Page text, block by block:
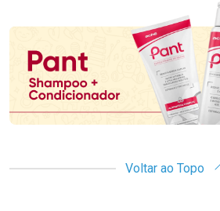
Promoção em Destaque
Voltar ao Topo